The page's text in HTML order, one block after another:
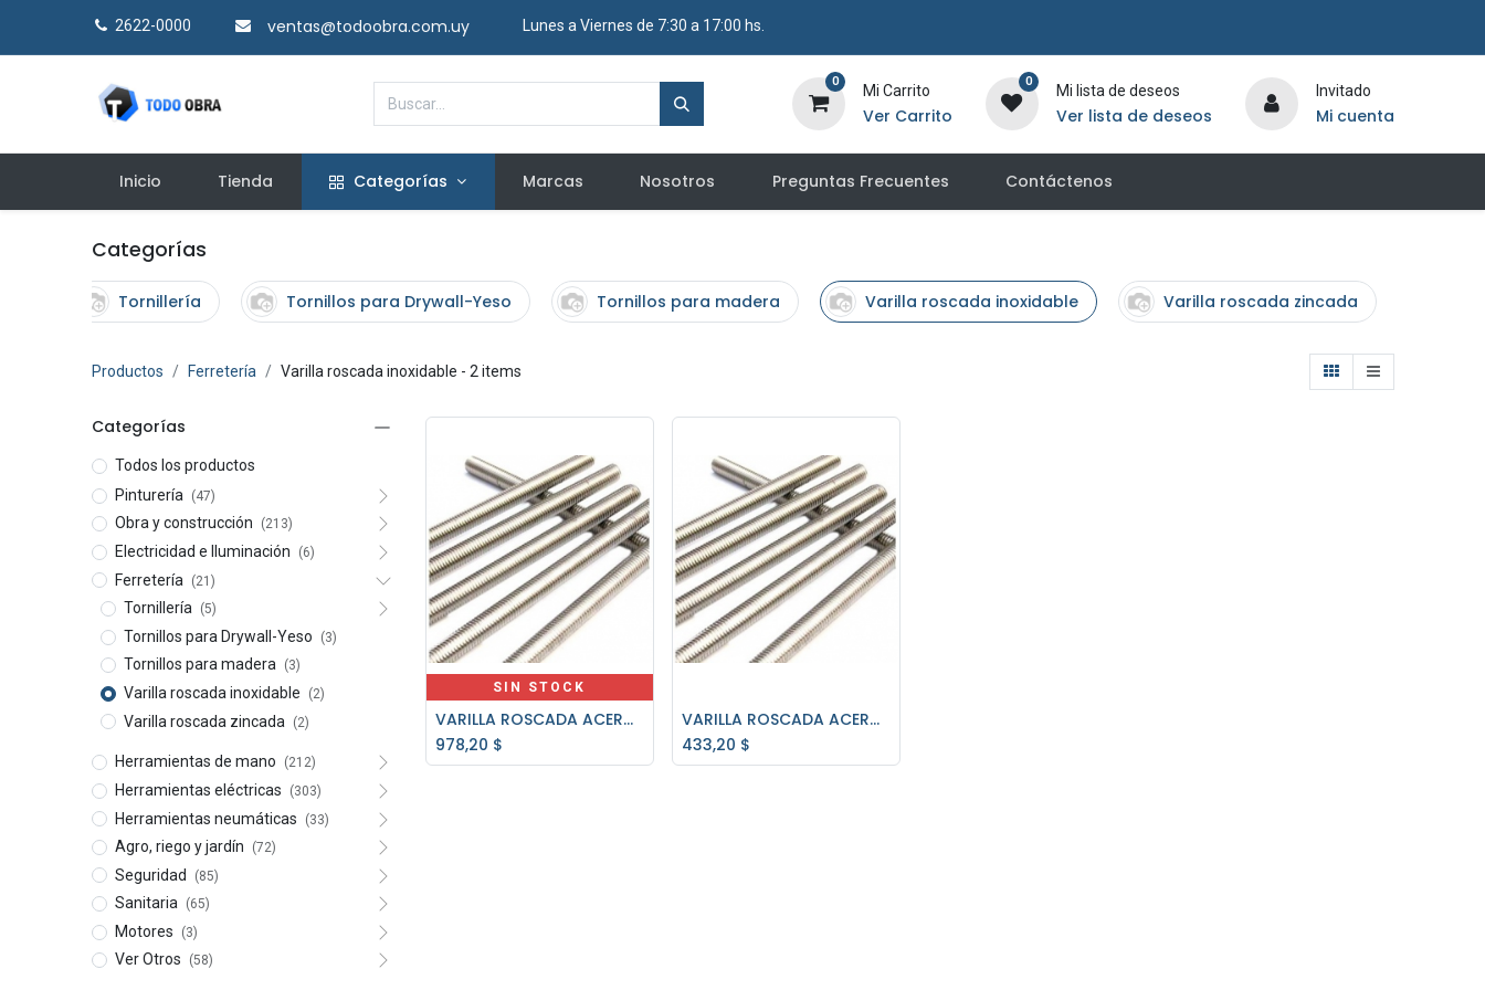
2622-0000​ ventas@todoobra.com.uy ​ Lunes a Viernes de 7:30 a 17:00 hs.
0
Mi Carrito
Ver Carrito
0
Mi lista de deseos
Ver lista de deseos
Invitado
Mi cuenta
Inicio Tienda Categorías Marcas Nosotros Preguntas Frecuentes Contáctenos
Categorías
Tornillería Tornillos para Drywall-Yeso Tornillos para madera Varilla roscada inoxidable Varilla roscada zincada
Productos Ferretería Varilla roscada inoxidable - 2 items
Categorías
Todos los productos
Pinturería
(47)
Obra y construcción (213)
Electricidad e Iluminación (6)
Ferretería (21)
Tornillería (5)
Tornillos para Drywall-Yeso (3)
Tornillos para madera (3)
Varilla roscada inoxidable (2)
Varilla roscada zincada (2)
Herramientas de mano (212)
Herramientas eléctricas (303)
Herramientas neumáticas (33)
Agro, riego y jardín (72)
Seguridad (85)
Sanitaria (65)
Motores (3)
Ver Otros (58)
SIN STOCK
VARILLA ROSCADA ACERO INOX 304 12mm. x 1.75 C/U
978,20 $
Agregar al carrito VARILLA ROSCADA ACERO INOX 304 8mm. x 1.25 C/U
433,20 $